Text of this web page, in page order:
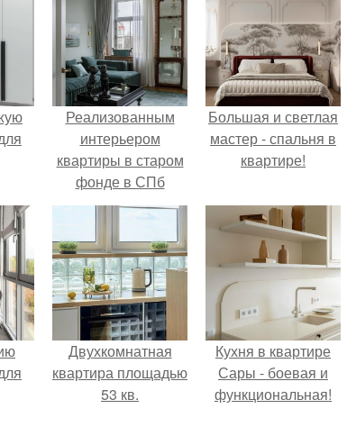
Реализованным
интерьером
квартиры в старом
фонде в СПб
делимся.
Большая и светлая
мастер - спальня в
квартире!
Двухкомнатная
квартира площадью
53 кв.
Кухня в квартире
Сары - боевая и
функциональная!